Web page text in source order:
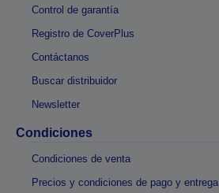
Control de garantía
Registro de CoverPlus
Contáctanos
Buscar distribuidor
Newsletter
Condiciones
Condiciones de venta
Precios y condiciones de pago y entrega